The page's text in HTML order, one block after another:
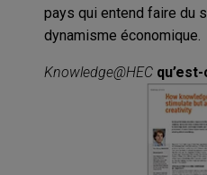
pays qui entend faire du
dynamisme économique.
Knowledge@HECqu’est-